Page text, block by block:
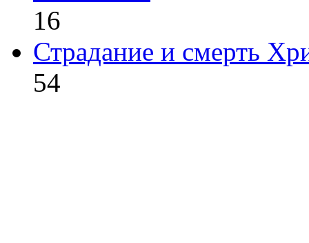
16
Страдание и смерть
54